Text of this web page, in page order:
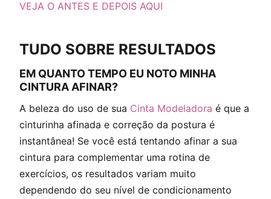
VEJA O ANTES E DEPOIS AQUI
TUDO SOBRE RESULTADOS
EM QUANTO TEMPO EU NOTO MINHA
CINTURA AFINAR?
A beleza do uso de sua Cinta Modeladora é que a
cinturinha afinada e correção da postura é
instantânea! Se você está tentando afinar a sua
cintura para complementar uma rotina de
exercícios, os resultados variam muito
dependendo do seu nível de condicionamento